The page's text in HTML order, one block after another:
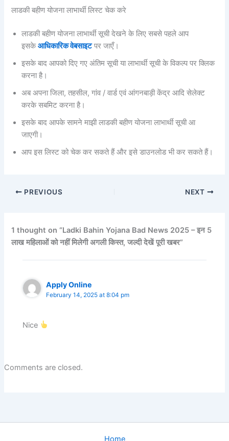
लाडकी बहीण योजना लाभार्थी लिस्ट चेक करे
लाडकी बहीण योजना लाभार्थी सूची देखने के लिए सबसे पहले आप
इसकेआधिकारिक वेबसाइटपर जाएँ।
इसके बाद आपको दिए गए अंतिम सूची या लाभार्थी सूची के विकल्प पर क्लिक
करना है।
अब अपना जिला, तहसील, गांव / वार्ड एवं आंगनबाड़ी केंद्र आदि सेलेक्ट
करके सबमिट करना है।
इसके बाद आपके सामने माझी लाडकी बहीण योजना लाभार्थी सूची आ
जाएगी।
आप इस लिस्ट को चेक कर सकते हैं और इसे डाउनलोड भी कर सकते हैं।
PREVIOUS NEXT
1 thought on “Ladki Bahin Yojana Bad News 2025 – इन 5
लाख महिलाओं को नहीं मिलेगी अगली किस्त, जल्दी देखें पूरी खबर”
Apply Online
February 14, 2025 at 8:04 pm
Nice
Comments are closed.
Home